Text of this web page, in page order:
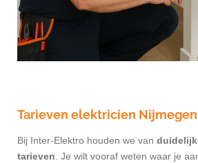
Tarieven elektricien Nijmegen
Bij Inter-Elektro houden we van
tarieven. Je wilt vooraf weten waar je